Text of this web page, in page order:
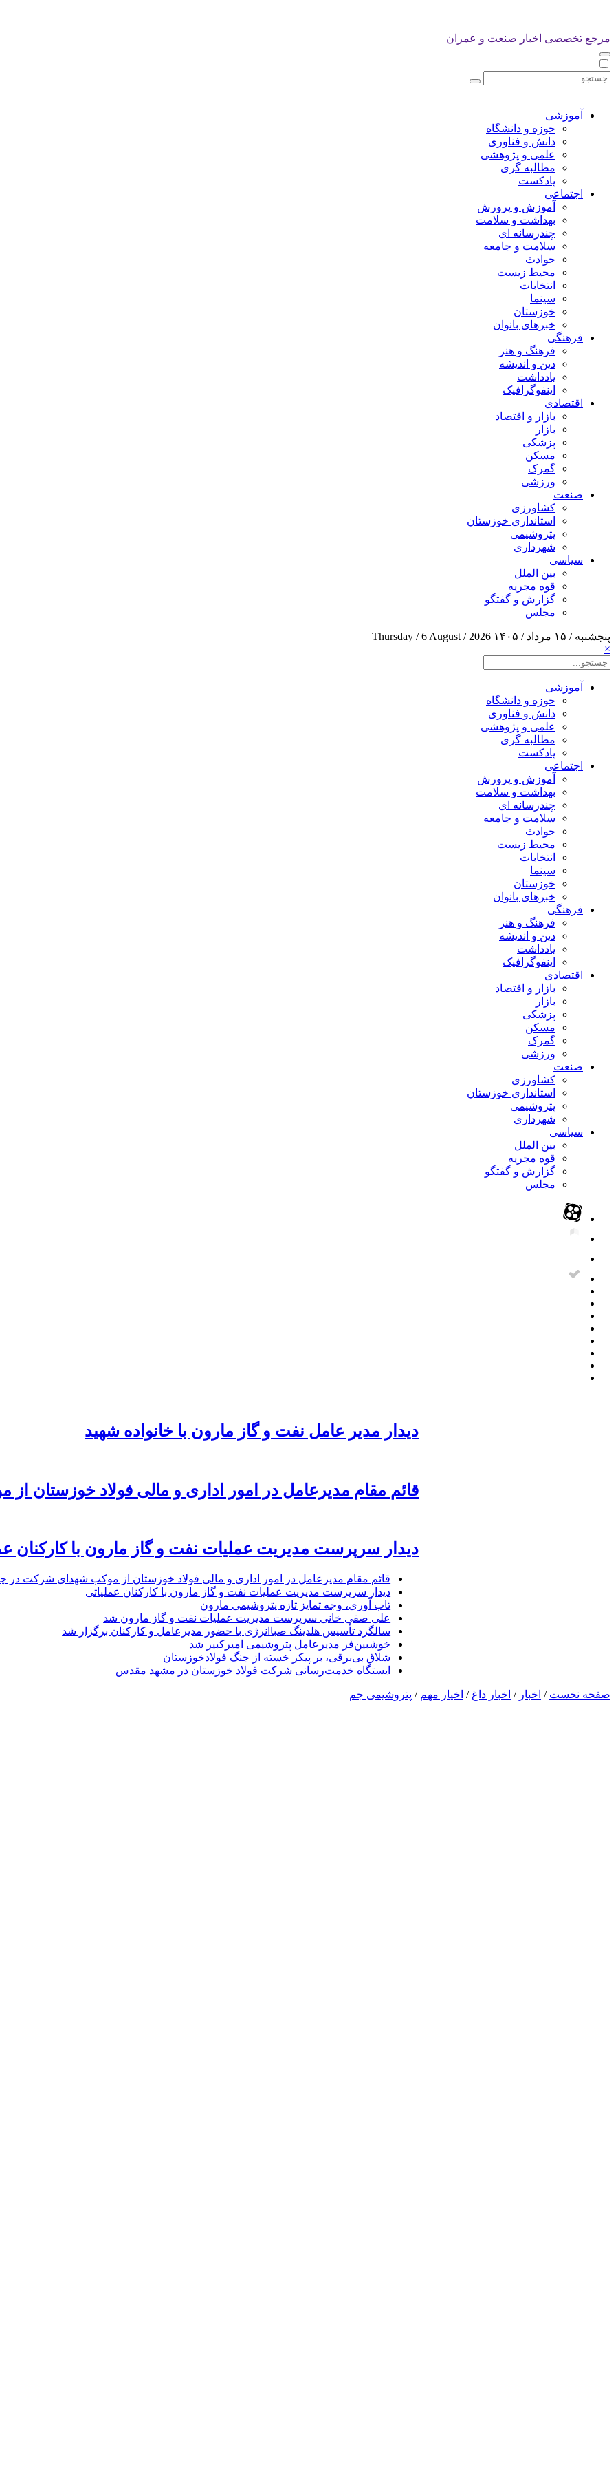
مرجع تخصصی اخبار صنعت و عمران
آموزشی
حوزه و دانشگاه
دانش و فناوری
علمی و پژوهشی
مطالبه گری
پادکست
اجتماعی
آموزش و پرورش
بهداشت و سلامت
چندرسانه ای
سلامت و جامعه
حوادث
محیط زیست
انتخابات
سینما
خوزستان
خبرهای بانوان
فرهنگی
فرهنگ و هنر
دین و اندیشه
یادداشت
اینفوگرافیک
اقتصادی
بازار و اقتصاد
بازار
پزشکی
مسکن
گمرک
ورزشی
صنعت
کشاورزی
استانداری خوزستان
پتروشیمی
شهرداری
سیاسی
بین الملل
قوه مجریه
گزارش و گفتگو
مجلس
پنجشنبه / ۱۵ مرداد / ۱۴۰۵
Thursday / 6 August / 2026
×
آموزشی
حوزه و دانشگاه
دانش و فناوری
علمی و پژوهشی
مطالبه گری
پادکست
اجتماعی
آموزش و پرورش
بهداشت و سلامت
چندرسانه ای
سلامت و جامعه
حوادث
محیط زیست
انتخابات
سینما
خوزستان
خبرهای بانوان
فرهنگی
فرهنگ و هنر
دین و اندیشه
یادداشت
اینفوگرافیک
اقتصادی
بازار و اقتصاد
بازار
پزشکی
مسکن
گمرک
ورزشی
صنعت
کشاورزی
استانداری خوزستان
پتروشیمی
شهرداری
سیاسی
بین الملل
قوه مجریه
گزارش و گفتگو
مجلس
دیدار مدیر عامل نفت و گاز مارون با خانواده شهید
قائم مقام مدیرعامل در امور اداری و مالی فولاد خوزستان
دیدار سرپرست مدیریت عملیات نفت و گاز مارون با کارکنان
قائم مقام مدیرعامل در امور اداری و مالی فولاد خوزستان از موکب شهدای شرکت در
دیدار سرپرست مدیریت عملیات نفت و گاز مارون با کارکنان عملیاتی
تاب آوری، وجه تمایز تازه پتروشیمی مارون
علی صفی خانی سرپرست مدیریت عملیات نفت و گاز مارون شد
سالگرد تأسیس هلدینگ صباانرژی با حضور مدیرعامل و کارکنان برگزار شد
خوشبین‌فر مدیرعامل پتروشیمی امیرکبیر شد
شلاق‌ بی‌برقی، بر پیکر خسته‌ از جنگ فولادخوزستان
ایستگاه خدمت‌رسانی شرکت فولاد خوزستان در مشهد مقدس
صفحه نخست / اخبار / اخبار داغ / اخیار مهم / پتروشیمی جم